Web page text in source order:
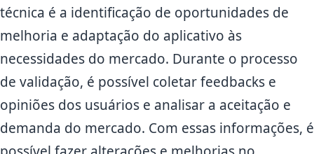
técnica é a identificação de oportunidades de
melhoria e adaptação do aplicativo às
necessidades do mercado. Durante o processo
de validação, é possível coletar feedbacks e
opiniões dos usuários e analisar a aceitação e
demanda do mercado. Com essas informações, é